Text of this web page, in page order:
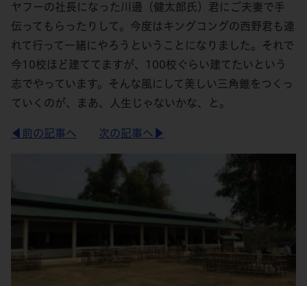
ヤフーの社長になった川邊（健太郎氏）君にご夫妻で手
伝ってもらったりして。今度はキングコングの西野君も連
れて行って一緒にやろうということになりました。それで
今10校ほど建ててますが、100校ぐらい建てたいという
志でやっています。そんな風にして美しい三角錐をつくっ
ていくのが、まあ、人生じゃないかな、と。
◀前の記事へ 次の記事へ▶